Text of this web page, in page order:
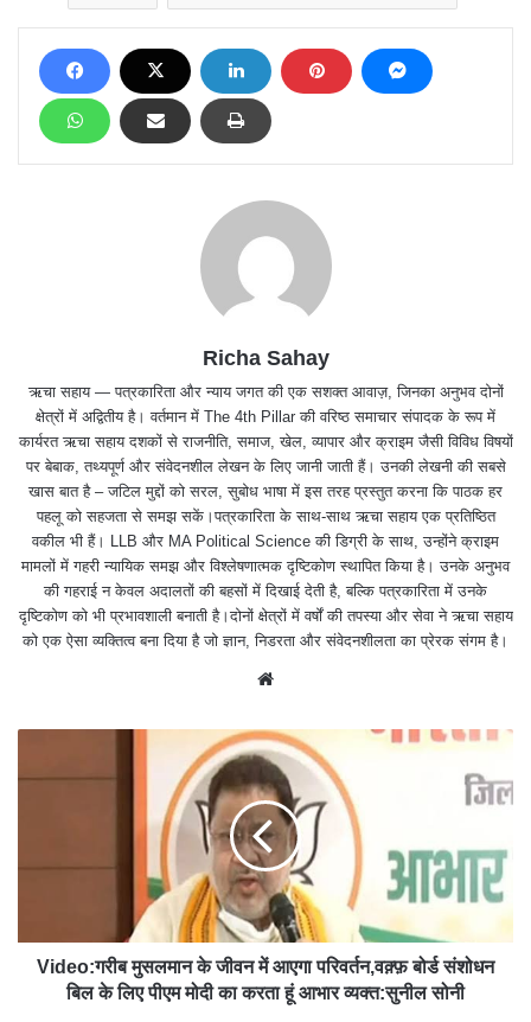
Richa Sahay
ऋचा सहाय — पत्रकारिता और न्याय जगत की एक सशक्त आवाज़, जिनका अनुभव दोनों
क्षेत्रों में अद्वितीय है। वर्तमान में The 4th Pillar की वरिष्ठ समाचार संपादक के रूप में
कार्यरत ऋचा सहाय दशकों से राजनीति, समाज, खेल, व्यापार और क्राइम जैसी विविध विषयों
पर बेबाक, तथ्यपूर्ण और संवेदनशील लेखन के लिए जानी जाती हैं। उनकी लेखनी की सबसे
खास बात है – जटिल मुद्दों को सरल, सुबोध भाषा में इस तरह प्रस्तुत करना कि पाठक हर
पहलू को सहजता से समझ सकें।पत्रकारिता के साथ-साथ ऋचा सहाय एक प्रतिष्ठित
वकील भी हैं। LLB और MA Political Science की डिग्री के साथ, उन्होंने क्राइम
मामलों में गहरी न्यायिक समझ और विश्लेषणात्मक दृष्टिकोण स्थापित किया है। उनके अनुभव
की गहराई न केवल अदालतों की बहसों में दिखाई देती है, बल्कि पत्रकारिता में उनके
दृष्टिकोण को भी प्रभावशाली बनाती है।दोनों क्षेत्रों में वर्षों की तपस्या और सेवा ने ऋचा सहाय
को एक ऐसा व्यक्तित्व बना दिया है जो ज्ञान, निडरता और संवेदनशीलता का प्रेरक संगम है।
e
Video:गरीब मुसलमान के जीवन में आएगा परिवर्तन,वक़्फ़ बोर्ड संशोधन
बिल के लिए पीएम मोदी का करता हूं आभार व्यक्त:सुनील सोनी